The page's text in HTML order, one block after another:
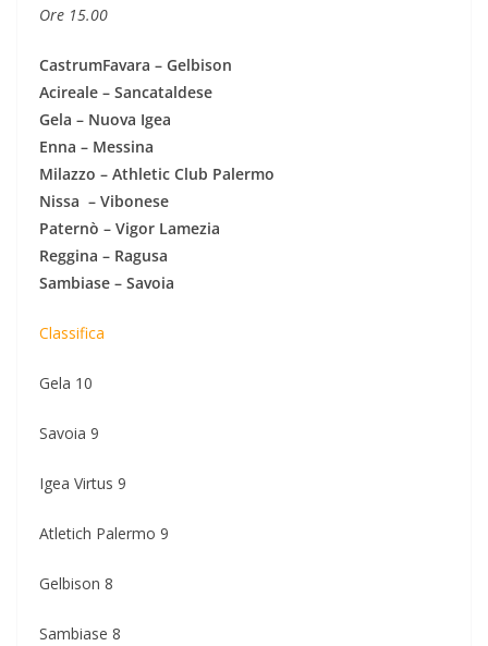
Ore 15.00
CastrumFavara – Gelbison
Acireale – Sancataldese
Gela – Nuova Igea
Enna – Messina
Milazzo – Athletic Club Palermo
Nissa – Vibonese
Paternò – Vigor Lamezia
Reggina – Ragusa
Sambiase – Savoia
Classifica
Gela 10
Savoia 9
Igea Virtus 9
Atletich Palermo 9
Gelbison 8
Sambiase 8